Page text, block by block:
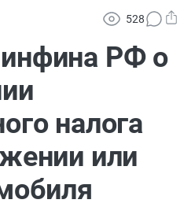
аннулирование патента
платёж СПОТ могут заменить
528
РФ о
налога
или